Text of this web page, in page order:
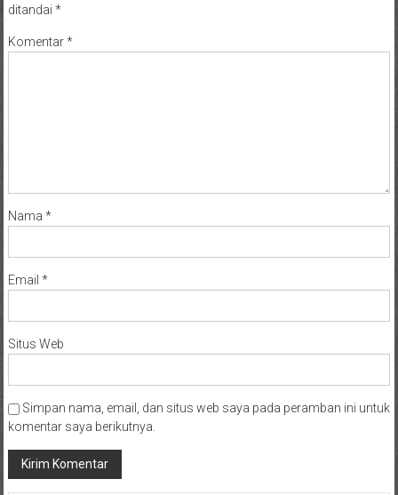
ditandai *
Komentar*
Nama *
Email *
Situs Web
Simpan nama, email, dan situs web saya pada peramban ini untuk
komentar saya berikutnya.